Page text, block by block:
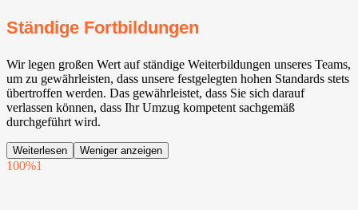
Ständige Fortbildungen
Wir legen großen Wert auf ständige Weiterbildungen unseres Teams,
um zu gewährleisten, dass unsere festgelegten hohen Standards stets
übertroffen werden. Das gewährleistet, dass Sie sich darauf
verlassen können, dass Ihr Umzug kompetent sachgemäß
durchgeführt wird.
Weiterlesen Weniger anzeigen
100%1